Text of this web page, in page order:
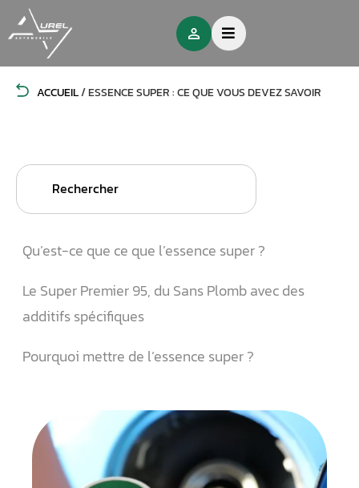
ACCUEIL/ESSENCE SUPER : CE QUE VOUS DEVEZ SAVOIR
Search
Qu’est-ce que ce que l’essence super ?
Le Super Premier 95, du Sans Plomb avec des
additifs spécifiques
Pourquoi mettre de l’essence super ?
Essence ordinaire ou Essence super ?
Les performances du TCE (Turbo Control Efficiency)